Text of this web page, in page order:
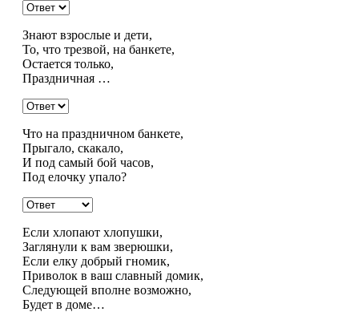
Знают взрослые и дети,
То, что трезвой, на банкете,
Остается только,
Праздничная …
Что на праздничном банкете,
Прыгало, скакало,
И под самый бой часов,
Под елочку упало?
Если хлопают хлопушки,
Заглянули к вам зверюшки,
Если елку добрый гномик,
Приволок в ваш славный домик,
Следующей вполне возможно,
Будет в доме…